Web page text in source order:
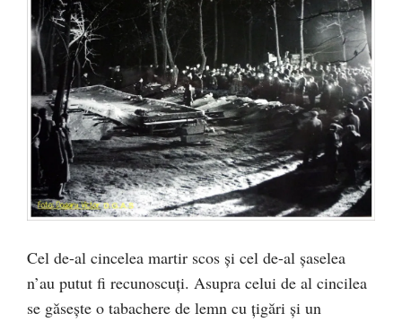
Cel de-al cincelea martir scos şi cel de-al şaselea
n’au putut fi recunoscuţi. Asupra celui de al cincilea
se găseşte o tabachere de lemn cu ţigări şi un